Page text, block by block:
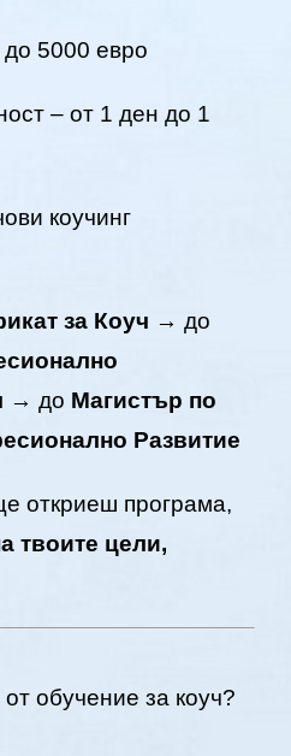
5000 евро
– от 1 ден до 1
коучинг
за Коуч → до
→ до Магистър по
Развитие
откриеш програма,
твоите цели,
обучение за коуч?